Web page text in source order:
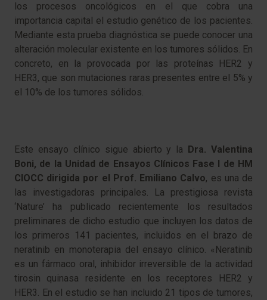
los procesos oncológicos en el que cobra una
importancia capital el estudio genético de los pacientes.
Mediante esta prueba diagnóstica se puede conocer una
alteración molecular existente en los tumores sólidos. En
concreto, en la provocada por las proteínas HER2 y
HER3, que son mutaciones raras presentes entre el 5% y
el 10% de los tumores sólidos.
Este ensayo clínico sigue abierto y la
Dra. Valentina
Boni, de la Unidad de Ensayos Clínicos Fase I de HM
CIOCC dirigida por el Prof. Emiliano Calvo, es una de
las investigadoras principales. La prestigiosa revista
‘Nature’ ha publicado recientemente los resultados
preliminares de dicho estudio que incluyen los datos de
los primeros 141 pacientes, incluidos en el brazo de
neratinib en monoterapia del ensayo clínico. «Neratinib
es un fármaco oral, inhibidor irreversible de la actividad
tirosin quinasa residente en los receptores HER2 y
HER3. En el estudio se han incluido 21 tipos de tumores,